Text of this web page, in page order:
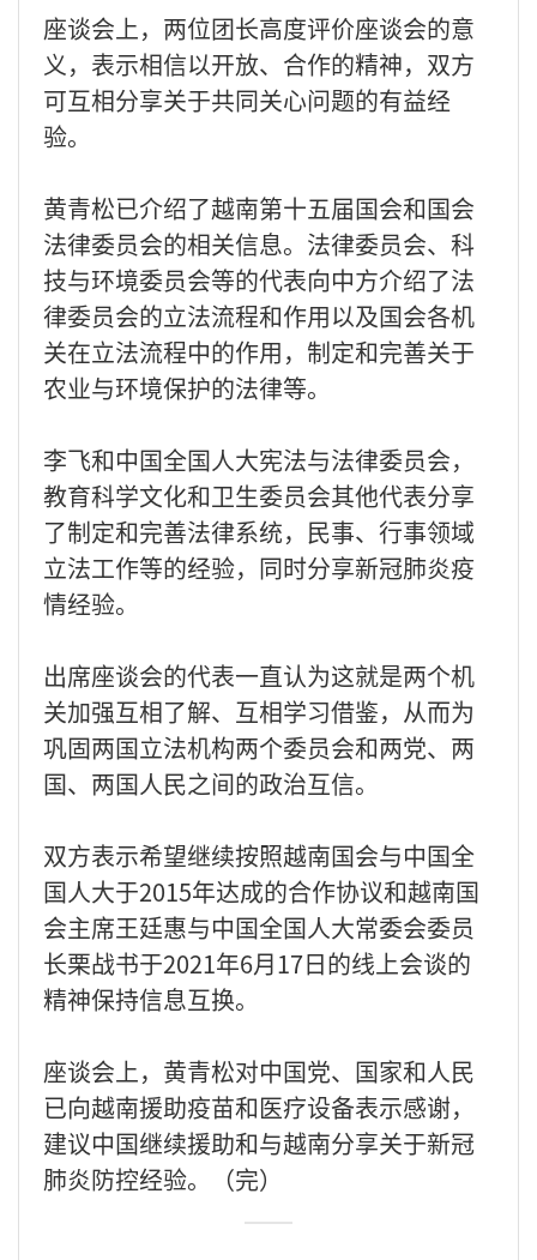
座谈会上，两位团长高度评价座谈会的意
义，表示相信以开放、合作的精神，双方
可互相分享关于共同关心问题的有益经
验。
黄青松已介绍了越南第十五届国会和国会
法律委员会的相关信息。法律委员会、科
技与环境委员会等的代表向中方介绍了法
律委员会的立法流程和作用以及国会各机
关在立法流程中的作用，制定和完善关于
农业与环境保护的法律等。
李飞和中国全国人大宪法与法律委员会，
教育科学文化和卫生委员会其他代表分享
了制定和完善法律系统，民事、行事领域
立法工作等的经验，同时分享新冠肺炎疫
情经验。
出席座谈会的代表一直认为这就是两个机
关加强互相了解、互相学习借鉴，从而为
巩固两国立法机构两个委员会和两党、两
国、两国人民之间的政治互信。
双方表示希望继续按照越南国会与中国全
国人大于2015年达成的合作协议和越南国
会主席王廷惠与中国全国人大常委会委员
长栗战书于2021年6月17日的线上会谈的
精神保持信息互换。
座谈会上，黄青松对中国党、国家和人民
已向越南援助疫苗和医疗设备表示感谢，
建议中国继续援助和与越南分享关于新冠
肺炎防控经验。（完）